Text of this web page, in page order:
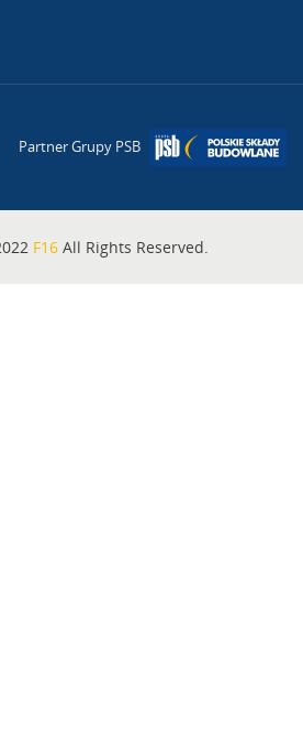
Partner Grupy PSB
F16 All Rights Reserved.